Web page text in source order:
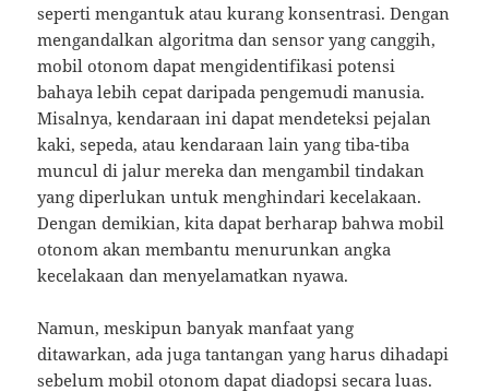
seperti mengantuk atau kurang konsentrasi. Dengan
mengandalkan algoritma dan sensor yang canggih,
mobil otonom dapat mengidentifikasi potensi
bahaya lebih cepat daripada pengemudi manusia.
Misalnya, kendaraan ini dapat mendeteksi pejalan
kaki, sepeda, atau kendaraan lain yang tiba-tiba
muncul di jalur mereka dan mengambil tindakan
yang diperlukan untuk menghindari kecelakaan.
Dengan demikian, kita dapat berharap bahwa mobil
otonom akan membantu menurunkan angka
kecelakaan dan menyelamatkan nyawa.
Namun, meskipun banyak manfaat yang
ditawarkan, ada juga tantangan yang harus dihadapi
sebelum mobil otonom dapat diadopsi secara luas.